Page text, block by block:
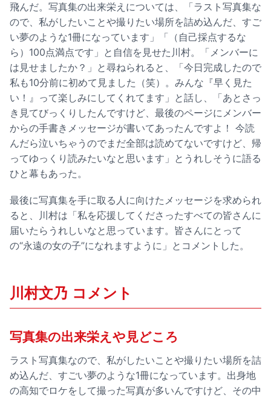
飛んだ。写真集の出来栄えについては、「ラスト写真集な
ので、私がしたいことや撮りたい場所を詰め込んだ、すご
い夢のような1冊になっています」「（自己採点するな
ら）100点満点です」と自信を見せた川村。「メンバーに
は見せましたか？」と尋ねられると、「今日完成したので
私も10分前に初めて見ました（笑）。みんな『早く見た
い！』って楽しみにしてくれてます」と話し、「あとさっ
き見てびっくりしたんですけど、最後のページにメンバー
からの手書きメッセージが書いてあったんですよ！ 今読
んだら泣いちゃうのでまだ全部は読めてないですけど、帰
ってゆっくり読みたいなと思います」とうれしそうに語る
ひと幕もあった。
最後に写真集を手に取る人に向けたメッセージを求められ
ると、川村は「私を応援してくださったすべての皆さんに
届いたらうれしいなと思っています。皆さんにとって
の“永遠の女の子”になれますように」とコメントした。
川村文乃 コメント
写真集の出来栄えや見どころ
ラスト写真集なので、私がしたいことや撮りたい場所を詰
め込んだ、すごい夢のような1冊になっています。出身地
の高知でロケをして撮った写真が多いんですけど、その中